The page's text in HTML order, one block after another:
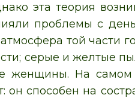
эта теория
проблемы с
той части
серые и желтые
На самом
он способен на